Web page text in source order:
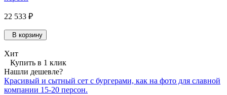
22 533 ₽
В корзину
Хит
Купить в 1 клик
Нашли дешевле?
Красивый и сытный сет с бургерами, как на фото для славной
компании 15-20 персон.